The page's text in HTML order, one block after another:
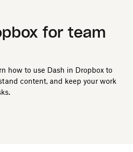
for team
how to use Dash in Dropbox to
content, and keep your work